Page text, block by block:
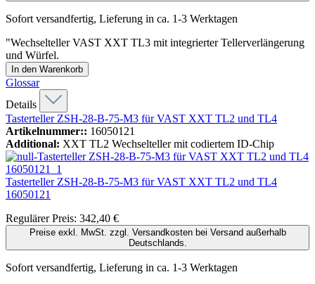
Sofort versandfertig, Lieferung in ca. 1-3 Werktagen
"Wechselteller VAST XXT TL3 mit integrierter Tellerverlängerung
und Würfel.
In den Warenkorb
Glossar
Details
Tasterteller ZSH-28-B-75-M3 für VAST XXT TL2 und TL4
Artikelnummer:: 16050121
Additional: XXT TL2 Wechselteller mit codiertem ID-Chip
Tasterteller ZSH-28-B-75-M3 für VAST XXT TL2 und TL4
16050121
Regulärer Preis: 342,40 €
Preise exkl. MwSt. zzgl. Versandkosten bei Versand außerhalb
Deutschlands.
Sofort versandfertig, Lieferung in ca. 1-3 Werktagen